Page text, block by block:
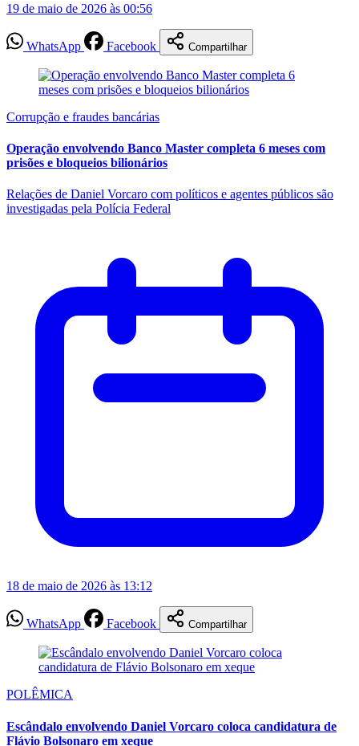
19 de maio de 2026 às 00:56
WhatsApp Facebook Compartilhar
Corrupção e fraudes bancárias
Operação envolvendo Banco Master completa 6 meses com
prisões e bloqueios bilionários
Relações de Daniel Vorcaro com políticos e agentes públicos são
investigadas pela Polícia Federal
18 de maio de 2026 às 13:12
WhatsApp Facebook Compartilhar
POLÊMICA
Escândalo envolvendo Daniel Vorcaro coloca candidatura de
Flávio Bolsonaro em xeque